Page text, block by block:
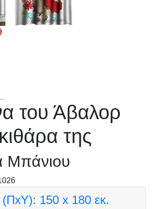
του Άβαλορ
της
Μπάνιου
(ΠxΥ): 150 x 180 εκ.